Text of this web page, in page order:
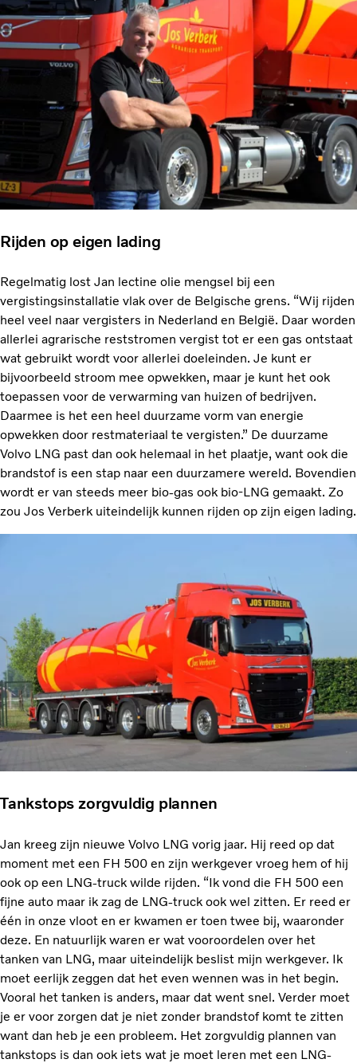
Rijden op eigen lading
Regelmatig lost Jan lectine olie mengsel bij een
vergistingsinstallatie vlak over de Belgische grens. “Wij rijden
heel veel naar vergisters in Nederland en België. Daar worden
allerlei agrarische reststromen vergist tot er een gas ontstaat
wat gebruikt wordt voor allerlei doeleinden. Je kunt er
bijvoorbeeld stroom mee opwekken, maar je kunt het ook
toepassen voor de verwarming van huizen of bedrijven.
Daarmee is het een heel duurzame vorm van energie
opwekken door restmateriaal te vergisten.” De duurzame
Volvo LNG past dan ook helemaal in het plaatje, want ook die
brandstof is een stap naar een duurzamere wereld. Bovendien
wordt er van steeds meer bio-gas ook bio-LNG gemaakt. Zo
zou Jos Verberk uiteindelijk kunnen rijden op zijn eigen lading.
Tankstops zorgvuldig plannen
Jan kreeg zijn nieuwe Volvo LNG vorig jaar. Hij reed op dat
moment met een FH 500 en zijn werkgever vroeg hem of hij
ook op een LNG-truck wilde rijden. “Ik vond die FH 500 een
fijne auto maar ik zag de LNG-truck ook wel zitten. Er reed er
één in onze vloot en er kwamen er toen twee bij, waaronder
deze. En natuurlijk waren er wat vooroordelen over het
tanken van LNG, maar uiteindelijk beslist mijn werkgever. Ik
moet eerlijk zeggen dat het even wennen was in het begin.
Vooral het tanken is anders, maar dat went snel. Verder moet
je er voor zorgen dat je niet zonder brandstof komt te zitten
want dan heb je een probleem. Het zorgvuldig plannen van
tankstops is dan ook iets wat je moet leren met een LNG-